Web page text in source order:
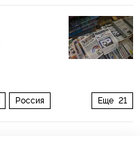
Еще 21
Россия